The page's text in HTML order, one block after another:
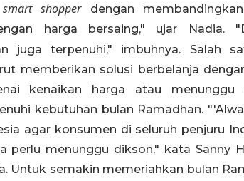
smart shopperdengan
harga bersaing," ujar Nadia.
terpenuhi," imbuhnya. Salah
memberikan solusi berbelanja
kenaikan harga atau menunggu
kebutuhan bulan Ramadhan.
agar konsumen di seluruh penjuru
perlu menunggu dikson," kata Sanny
Untuk semakin memeriahkan bulan